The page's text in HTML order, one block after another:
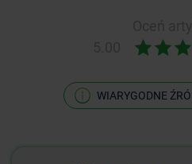
WIARYGODNE